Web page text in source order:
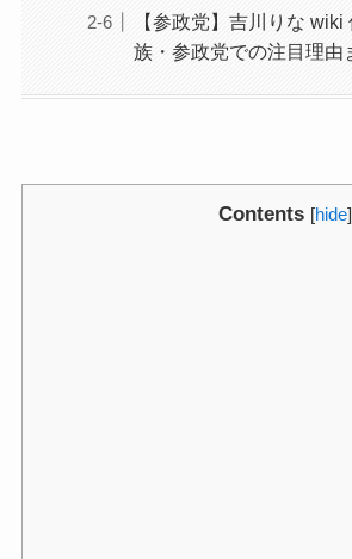
【参政党】吉川りな
族・参政党での注目理由
Contents [hide]